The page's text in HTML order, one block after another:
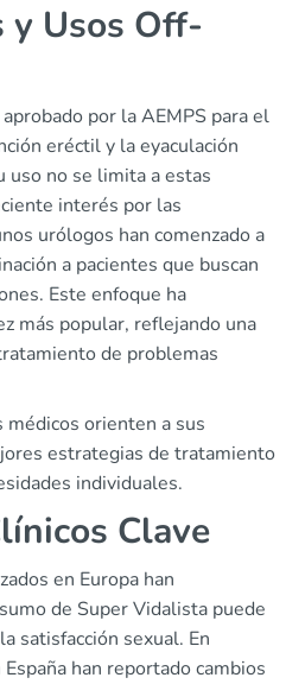
y Usos Off-
por la AEMPS para el
eréctil y la eyaculación
uso no se limita a estas
interés por las
urólogos han comenzado a
a pacientes que buscan
Este enfoque ha
más popular, reflejando una
de problemas
orienten a sus
estrategias de tratamiento
individuales.
Clave
en Europa han
de Super Vidalista puede
satisfacción sexual. En
han reportado cambios